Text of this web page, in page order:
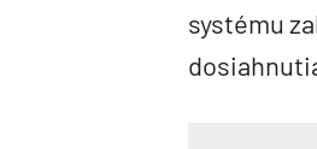
systému